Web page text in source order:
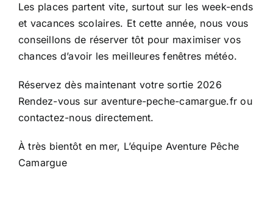
Les places partent vite, surtout sur les week-ends
et vacances scolaires. Et cette année, nous vous
conseillons de réserver tôt pour maximiser vos
chances d’avoir les meilleures fenêtres météo.
Réservez dès maintenant votre sortie 2026
Rendez-vous sur aventure-peche-camargue.fr ou
contactez-nous directement.
À très bientôt en mer, L’équipe Aventure Pêche
Camargue